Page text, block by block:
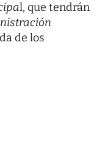
l, que tendrán
de los